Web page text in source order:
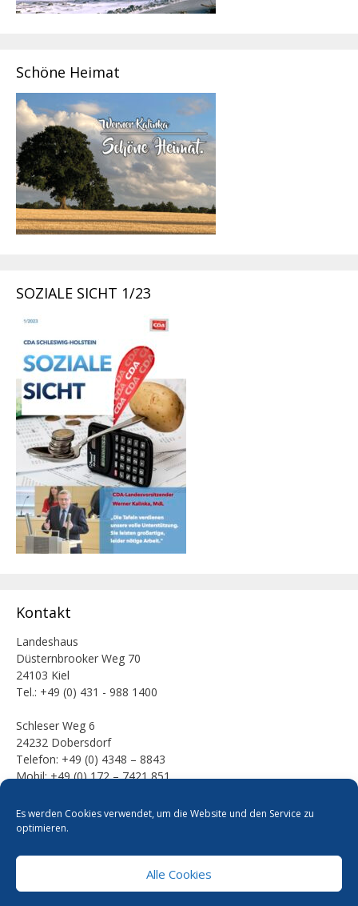
Es werden Cookies verwendet, um die Website und den Service zu
optimieren.
Alle Cookies
Schöne Heimat
SOZIALE SICHT 1/23
Kontakt
Landeshaus
Düsternbrooker Weg 70
24103 Kiel
Tel.: +49 (0) 431 - 988 1400
Schleser Weg 6
24232 Dobersdorf
Telefon: +49 (0) 4348 – 8843
Mobil: +49 (0) 172 – 7421 851
E-Mail:
mail [at] werner-kalinka [dot] de
Pressefotos Datenschutzerklärung Cookie-Richtlinie